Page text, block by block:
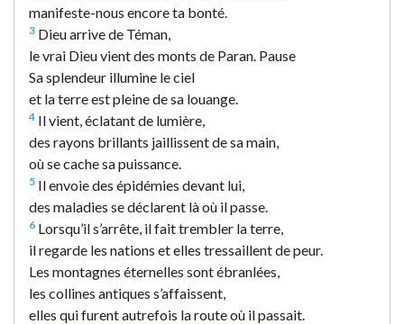
manifeste-nous encore ta bonté.
3 Dieu arrive de Téman,
le vrai Dieu vient des monts de Paran. Pause
Sa splendeur illumine le ciel
et la terre est pleine de sa louange.
4 Il vient, éclatant de lumière,
des rayons brillants jaillissent de sa main,
où se cache sa puissance.
5 Il envoie des épidémies devant lui,
des maladies se déclarent là où il passe.
6 Lorsqu’il s’arrête, il fait trembler la terre,
il regarde les nations et elles tressaillent de peur.
Les montagnes éternelles sont ébranlées,
les collines antiques s’affaissent,
elles qui furent autrefois la route où il passait.